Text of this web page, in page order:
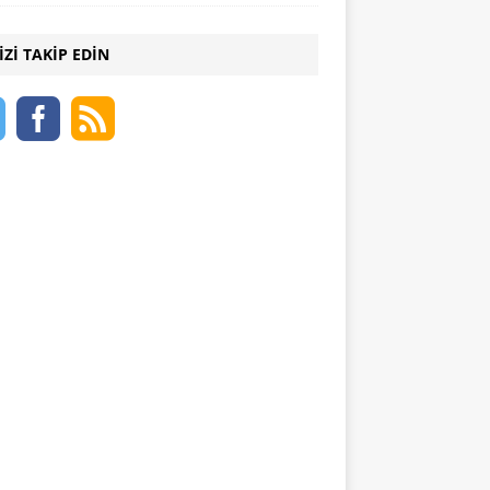
TAKIP EDIN